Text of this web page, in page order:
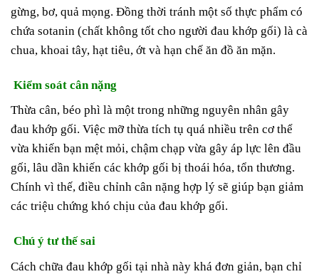
gừng, bơ, quả mọng. Đồng thời tránh một số thực phẩm có
chứa sotanin (chất không tốt cho người đau khớp gối) là cà
chua, khoai tây, hạt tiêu, ớt và hạn chế ăn đồ ăn mặn.
Kiểm soát cân nặng
Thừa cân, béo phì là một trong những nguyên nhân gây
đau khớp gối. Việc mỡ thừa tích tụ quá nhiều trên cơ thể
vừa khiến bạn mệt mỏi, chậm chạp vừa gây áp lực lên đầu
gối, lâu dần khiến các khớp gối bị thoái hóa, tổn thương.
Chính vì thế, điều chỉnh cân nặng hợp lý sẽ giúp bạn giảm
các triệu chứng khó chịu của đau khớp gối.
Chú ý tư thế sai
Cách chữa đau khớp gối tại nhà này khá đơn giản, bạn chỉ